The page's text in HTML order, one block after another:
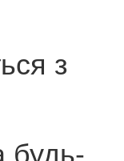
з
будь-